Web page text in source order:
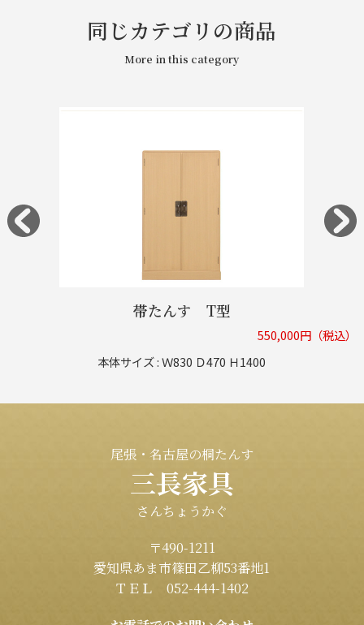
同じカテゴリの商品
More in this category
帯たんす T型
550,000円（税込）
本体サイズ : Ｗ830 Ｄ470 Ｈ1400
尾張・名古屋の桐たんす
三長家具
さんちょうかぐ
〒490-1211
愛知県あま市篠田乙柳53番地1
ＴＥＬ 052-444-1402